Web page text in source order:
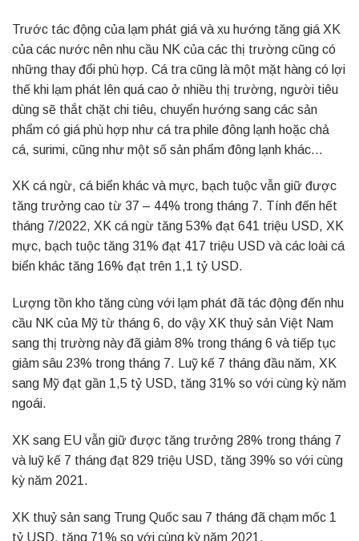
Trước tác động của lạm phát giá và xu hướng tăng giá XK
của các nước nên nhu cầu NK của các thị trường cũng có
những thay đổi phù hợp. Cá tra cũng là một mặt hàng có lợi
thế khi lạm phát lên quá cao ở nhiều thị trường, người tiêu
dùng sẽ thắt chặt chi tiêu, chuyển hướng sang các sản
phẩm có giá phù hợp như cá tra phile đông lạnh hoặc chả
cá, surimi, cũng như một số sản phẩm đông lạnh khác…
XK cá ngừ, cá biển khác và mực, bạch tuộc vẫn giữ được
tăng trưởng cao từ 37 – 44% trong tháng 7. Tính đến hết
tháng 7/2022, XK cá ngừ tăng 53% đạt 641 triệu USD, XK
mực, bạch tuộc tăng 31% đạt 417 triệu USD và các loài cá
biển khác tăng 16% đạt trên 1,1 tỷ USD.
Lượng tồn kho tăng cùng với lạm phát đã tác động đến nhu
cầu NK của Mỹ từ tháng 6, do vậy XK thuỷ sản Việt Nam
sang thị trường này đã giảm 8% trong tháng 6 và tiếp tục
giảm sâu 23% trong tháng 7. Luỹ kế 7 tháng đầu năm, XK
sang Mỹ đạt gần 1,5 tỷ USD, tăng 31% so với cùng kỳ năm
ngoái.
XK sang EU vẫn giữ được tăng trưởng 28% trong tháng 7
và luỹ kế 7 tháng đạt 829 triệu USD, tăng 39% so với cùng
kỳ năm 2021.
XK thuỷ sản sang Trung Quốc sau 7 tháng đã chạm mốc 1
tỷ USD, tăng 71% so với cùng kỳ năm 2021.